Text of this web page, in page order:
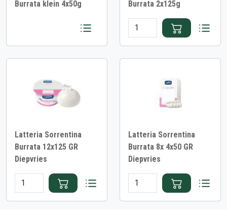
Burrata klein 4x50g
Burrata 2x125g
Latteria Sorrentina
Burrata 12x125 GR
Diepvries
Latteria Sorrentina
Burrata 8x 4x50 GR
Diepvries